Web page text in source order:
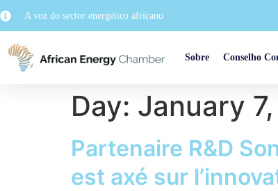
A voz do sector energético africano
Sobre Conselho
Day: January
Partenaire R&D
est axé sur